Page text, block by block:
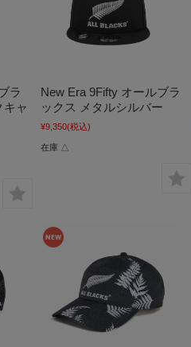
ラ
キャ
New Era 9Fifty オールブラ
ックス メタルシルバー
¥9,350(税込)
在庫 △